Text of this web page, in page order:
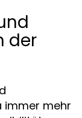
der
immer mehr